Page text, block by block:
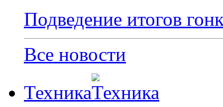
Подведение итогов
Все новости
Техника